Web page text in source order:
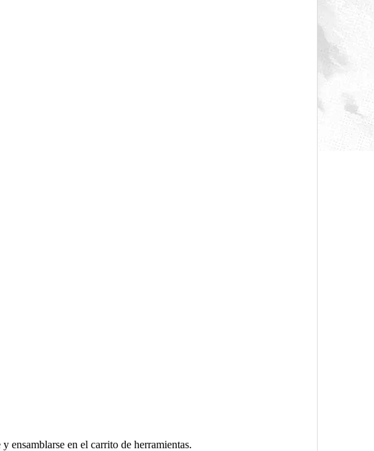
ensamblarse en el carrito de herramientas.